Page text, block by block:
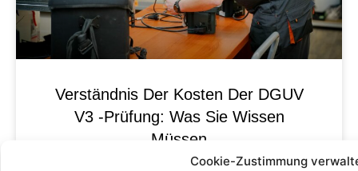
Cookie-Zustimmung
Verständnis Der Kosten Der DGUV
V3 -Prüfung: Was Sie Wissen
Müssen